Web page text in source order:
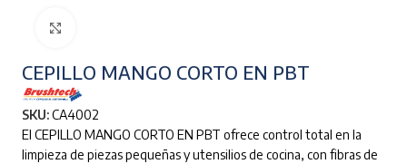
CEPILLO MANGO CORTO EN PBT
SKU:CA4002
El CEPILLO MANGO CORTO EN PBT ofrece control total en la
limpieza de piezas pequeñas y utensilios de cocina, con fibras de